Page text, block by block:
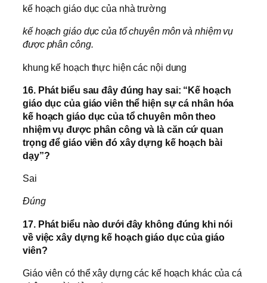
kế hoạch giáo dục của nhà trường
kế hoạch giáo dục của tổ chuyên môn và nhiệm vụ
được phân công.
khung kế hoạch thực hiện các nội dung
16. Phát biểu sau đây đúng hay sai: “Kế hoạch
giáo dục của giáo viên thể hiện sự cá nhân hóa
kế hoạch giáo dục của tổ chuyên môn theo
nhiệm vụ được phân công và là căn cứ quan
trọng để giáo viên đó xây dựng kế hoạch bài
dạy”?
Sai
Đúng
17. Phát biểu nào dưới đây không đúng khi nói
về việc xây dựng kế hoạch giáo dục của giáo
viên?
Giáo viên có thể xây dựng các kế hoạch khác của cá